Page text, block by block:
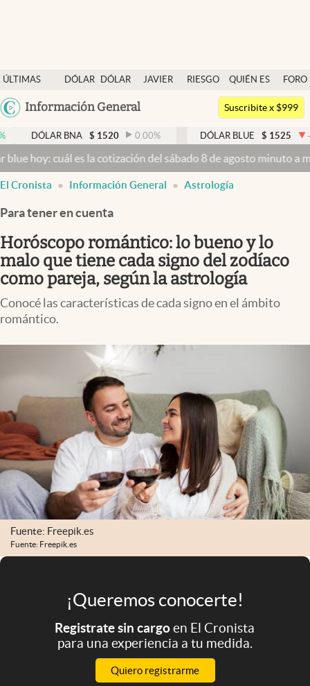
ÚLTIMAS
NOTICIAS
DÓLAR
DÓLAR
JAVIER
RIESGO
QUIÉN ES
QUIÉN
FORO
Argentina
México
Información General
Dólar
Members
Economía y Política
Finanzas y Mercados
Mercados Online
Negocios
Columnistas
Otras secciones
Apertura
Infotechnology
Clase
Mundial 2026
Eventos Corporativos
El Cronista Studio
Mediakit
abre en nueva pestaña
Argentina
Suscribite x $999
BNA $ 1520 0.00% DÓLAR BLUE $ 1525 -0.33%
es la cotización del sábado 8 de agosto minuto a minutoDólar
El Cronista Información General Astrología
Para tener en cuenta
Horóscopo romántico: lo bueno y lo
malo que tiene cada signo del zodíaco
como pareja, según la astrología
Conocé las características de cada signo en el ámbito
romántico.
Fuente: Freepik.es
Fuente: Freepik.es
¡Queremos conocerte!
Registrate sin cargoen El Cronista
para una experiencia a tu medida.
Quiero registrarme